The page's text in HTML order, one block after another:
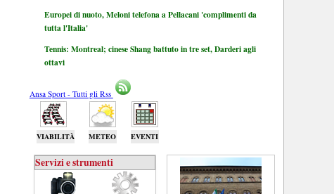
Europei di nuoto, Meloni telefona a Pellacani 'complimenti da
tutta l'Italia'
Tennis: Montreal; cinese Shang battuto in tre set, Darderi agli
ottavi
Ansa Sport - Tutti gli Rss
VIABILITÀ METEO EVENTI
Servizi e strumenti